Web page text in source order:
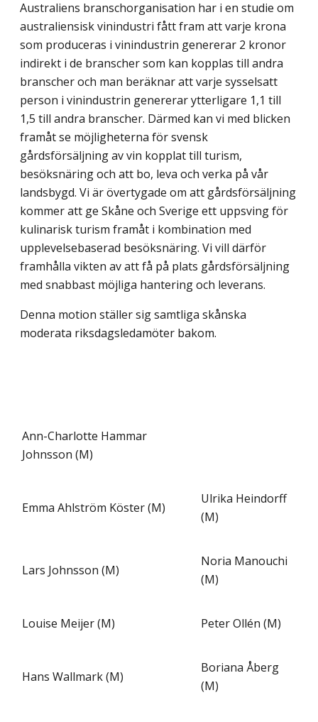
Australiens branschorganisation har i en studie om
australiensisk vinindustri fått fram att varje krona
som produceras i vinindustrin genererar 2 kronor
indirekt i de branscher som kan kopplas till andra
branscher och man beräknar att varje sysselsatt
person i vinindustrin genererar ytterligare 1,1 till
1,5 till andra branscher. Därmed kan vi med blicken
framåt se möjligheterna för svensk
gårdsförsäljning av vin kopplat till turism,
besöksnäring och att bo, leva och verka på vår
landsbygd. Vi är övertygade om att gårdsförsäljning
kommer att ge Skåne och Sverige ett uppsving för
kulinarisk turism framåt i kombination med
upplevelsebaserad besöksnäring. Vi vill därför
framhålla vikten av att få på plats gårdsförsäljning
med snabbast möjliga hantering och leverans.
Denna motion ställer sig samtliga skånska
moderata riksdagsledamöter bakom.
Ann-Charlotte Hammar
Johnsson (M)
Emma Ahlström Köster (M)
Ulrika Heindorff
(M)
Lars Johnsson (M)
Noria Manouchi
(M)
Louise Meijer (M) Peter Ollén (M)
Hans Wallmark (M)
Boriana Åberg
(M)